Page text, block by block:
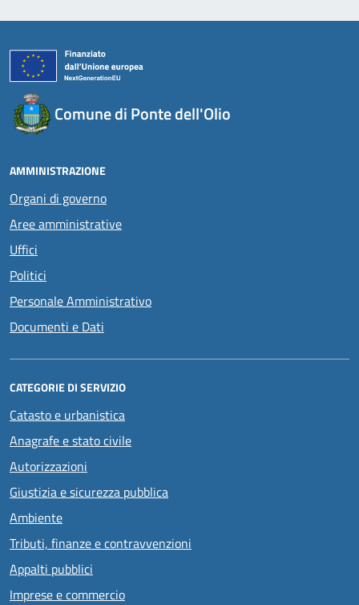
Comune di Ponte dell'Olio
AMMINISTRAZIONE
Organi di governo
Aree amministrative
Uffici
Politici
Personale Amministrativo
Documenti e Dati
CATEGORIE DI SERVIZIO
Catasto e urbanistica
Anagrafe e stato civile
Autorizzazioni
Giustizia e sicurezza pubblica
Ambiente
Tributi, finanze e contravvenzioni
Appalti pubblici
Imprese e commercio